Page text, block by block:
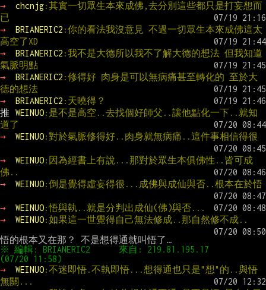
→
chcnjg:其實一切眾生本來成佛,去分別這些都只是打妄想而
已
→
BRIANERIC2 :你的看法我沒意見 不過一切眾生本來成佛這太
高空了XD
→
BRIANERIC2 :我不是大德所以我不了解大德的想法 但我知道
氣脈明點
→
BRIANERIC2 :修得好 肉身是可以無病痛甚至轉化的 至於大
德的想法
→
BRIANERIC2 :天曉得？
推
WEINUO:是不是高空..去找個好師父..讓他點化一下..就知
道了
→
WEINUO:對於氣脈修得好..肉身就無病痛..這件事相信得很
→ WEINUO:因為經書上有說...那對於眾生本俱佛性..皆可成
佛..
→
WEINUO:倒是覺得虛妄得很...成佛與成仙與否..根本在於悟
→ WEINUO:悟與執..就是分判出成仙(佛)與否...
→
WEINUO:如果這一世覺得自己無法修成..那自然修不成..
※ 編輯: BRIANERIC2      來自: 219.81.195.17
→
WEINUO:不迷即悟.不執即悟...想得通也只是"想"的..與悟
無關...